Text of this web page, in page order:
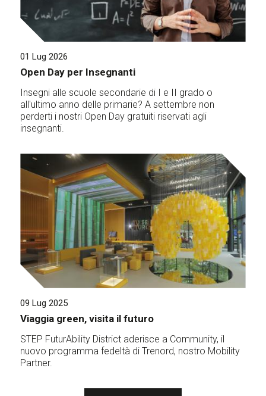
01 Lug 2026
Open Day per Insegnanti
Insegni alle scuole secondarie di I e II grado o
all'ultimo anno delle primarie? A settembre non
perderti i nostri Open Day gratuiti riservati agli
insegnanti.
09 Lug 2025
Viaggia green, visita il futuro
STEP FuturAbility District aderisce a Community, il
nuovo programma fedeltà di Trenord, nostro Mobility
Partner.